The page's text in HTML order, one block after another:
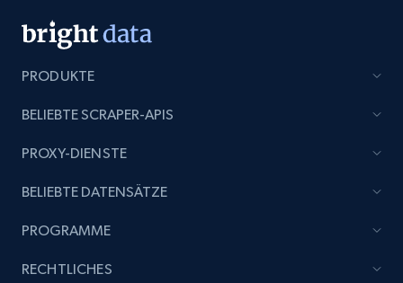
Etsy
Reviews count shop, Reviews count item, Initial
1.9K+
PRODUKTE
BELIEBTE SCRAPER-APIS
PROXY-DIENSTE
BELIEBTE DATENSÄTZE
PROGRAMME
RECHTLICHES